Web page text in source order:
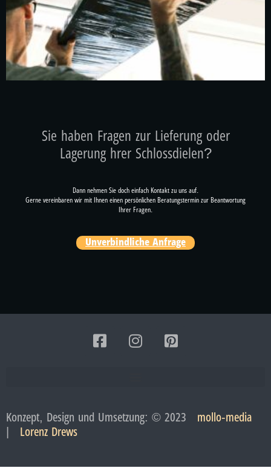
Sie haben Fragen zur Lieferung oder
Lagerung hrer Schlossdielen?
Dann nehmen Sie doch einfach Kontakt zu uns auf.
Gerne vereinbaren wir mit Ihnen einen persönlichen Beratungstermin zur Beantwortung
Ihrer Fragen.
Unverbindliche Anfrage
Konzept, Design und Umsetzung: © 2023 mollo-media
| Lorenz Drews